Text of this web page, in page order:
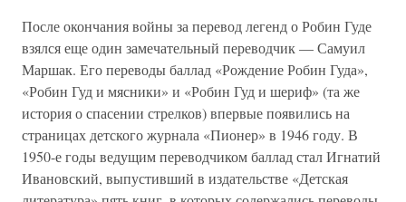
После окончания войны за перевод легенд о Робин Гуде
взялся еще один замечательный переводчик — Самуил
Маршак. Его переводы баллад «Рождение Робин Гуда»,
«Робин Гуд и мясники» и «Робин Гуд и шериф» (та же
история о спасении стрелков) впервые появились на
страницах детского журнала «Пионер» в 1946 году. В
1950-е годы ведущим переводчиком баллад стал Игнатий
Ивановский, выпустивший в издательстве «Детская